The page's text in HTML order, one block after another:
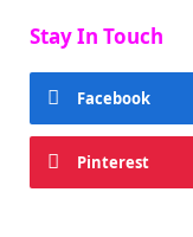
Stay In Touch
Facebook
Pinterest